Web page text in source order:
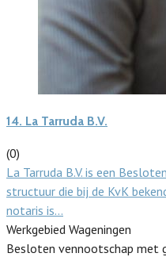
14. La Tarruda B.V.
(0)
La Tarruda B.V. is een
structuur die bij de KvK
notaris is…
Werkgebied Wageningen
Besloten vennootschap met